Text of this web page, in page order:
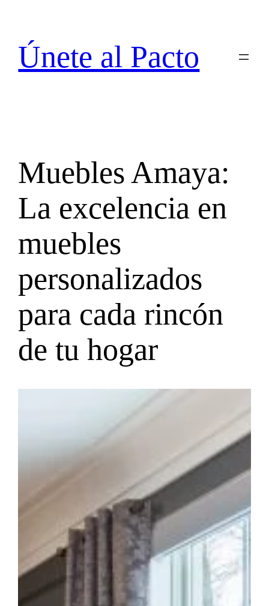
contenido
Únete al Pacto
Muebles Amaya:
La excelencia en
muebles
personalizados
para cada rincón
de tu hogar